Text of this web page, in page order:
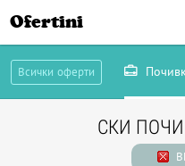
Ofertini
Всички оферти
СКИ